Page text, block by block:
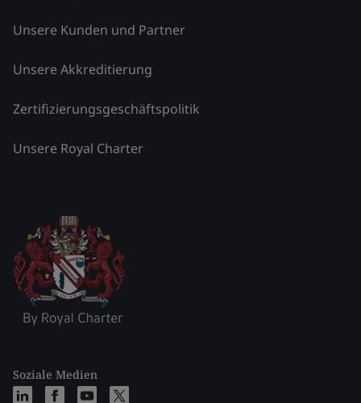
Unsere Kunden und Partner
Unsere Akkreditierung
Zertifizierungsgeschäftspolitik
Unsere Royal Charter
Soziale Medien